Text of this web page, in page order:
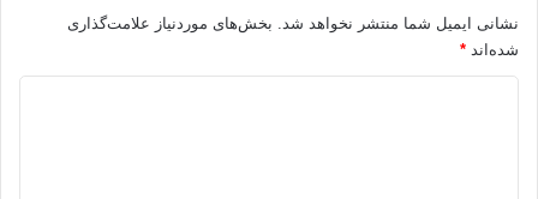
نشانی ایمیل شما منتشر نخواهد شد. بخش‌های موردنیاز علامت‌گذاری
شده‌اند *